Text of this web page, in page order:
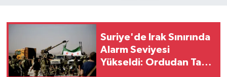
Suriye'de Irak Sınırında
Alarm Seviyesi
Yükseldi: Ordudan Tam